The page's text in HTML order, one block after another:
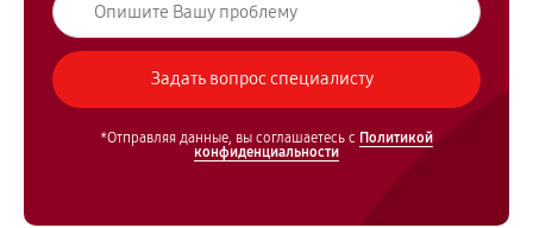
*Отправляя данные, вы соглашаетесь с Политикой
конфиденциальности